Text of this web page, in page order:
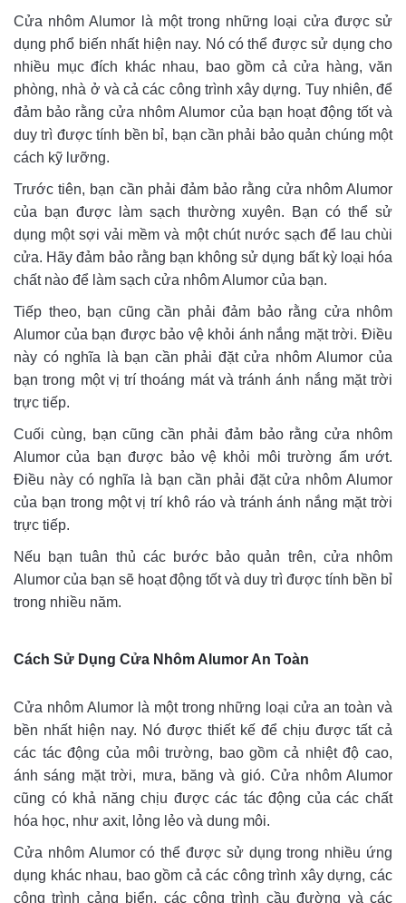
Cửa nhôm Alumor là một trong những loại cửa được sử
dụng phổ biến nhất hiện nay. Nó có thể được sử dụng cho
nhiều mục đích khác nhau, bao gồm cả cửa hàng, văn
phòng, nhà ở và cả các công trình xây dựng. Tuy nhiên, để
đảm bảo rằng cửa nhôm Alumor của bạn hoạt động tốt và
duy trì được tính bền bỉ, bạn cần phải bảo quản chúng một
cách kỹ lưỡng.
Trước tiên, bạn cần phải đảm bảo rằng cửa nhôm Alumor
của bạn được làm sạch thường xuyên. Bạn có thể sử
dụng một sợi vải mềm và một chút nước sạch để lau chùi
cửa. Hãy đảm bảo rằng bạn không sử dụng bất kỳ loại hóa
chất nào để làm sạch cửa nhôm Alumor của bạn.
Tiếp theo, bạn cũng cần phải đảm bảo rằng cửa nhôm
Alumor của bạn được bảo vệ khỏi ánh nắng mặt trời. Điều
này có nghĩa là bạn cần phải đặt cửa nhôm Alumor của
bạn trong một vị trí thoáng mát và tránh ánh nắng mặt trời
trực tiếp.
Cuối cùng, bạn cũng cần phải đảm bảo rằng cửa nhôm
Alumor của bạn được bảo vệ khỏi môi trường ẩm ướt.
Điều này có nghĩa là bạn cần phải đặt cửa nhôm Alumor
của bạn trong một vị trí khô ráo và tránh ánh nắng mặt trời
trực tiếp.
Nếu bạn tuân thủ các bước bảo quản trên, cửa nhôm
Alumor của bạn sẽ hoạt động tốt và duy trì được tính bền bỉ
trong nhiều năm.
Cách Sử Dụng Cửa Nhôm Alumor An Toàn
Cửa nhôm Alumor là một trong những loại cửa an toàn và
bền nhất hiện nay. Nó được thiết kế để chịu được tất cả
các tác động của môi trường, bao gồm cả nhiệt độ cao,
ánh sáng mặt trời, mưa, băng và gió. Cửa nhôm Alumor
cũng có khả năng chịu được các tác động của các chất
hóa học, như axit, lỏng lẻo và dung môi.
Cửa nhôm Alumor có thể được sử dụng trong nhiều ứng
dụng khác nhau, bao gồm cả các công trình xây dựng, các
công trình cảng biển, các công trình cầu đường và các